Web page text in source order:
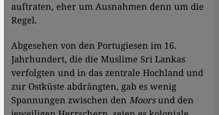
auftraten, eher um Ausnahmen denn um die
Regel.
Abgesehen von den Portugiesen im 16.
Jahrhundert, die die Muslime Sri Lankas
verfolgten und in das zentrale Hochland und
zur Ostküste abdrängten, gab es wenig
Spannungen zwischen den Moorsund den